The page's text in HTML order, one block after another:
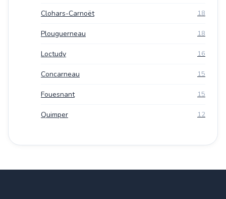
Clohars-Carnoët 18
Plouguerneau 18
Loctudy 16
Concarneau 15
Fouesnant 15
Quimper 12